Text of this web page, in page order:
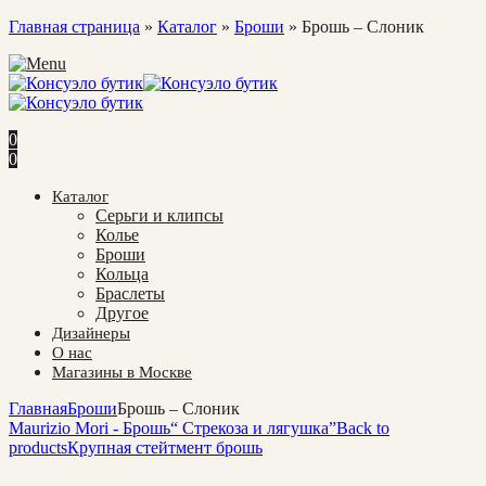
Главная страница » Каталог » Броши » Брошь – Слоник
0
0
Каталог
Cерьги и клипсы
Колье
Броши
Кольца
Браслеты
Другое
Дизайнеры
О нас
Магазины в Москве
ГлавнаяБрошиБрошь – Слоник
Maurizio Mori - Брошь“ Стрекоза и лягушка”Back to
productsКрупная стейтмент брошь